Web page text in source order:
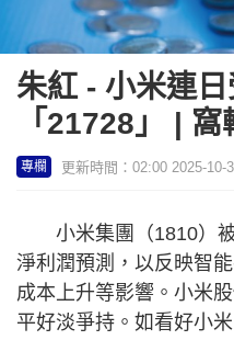
朱紅 - 小米連
「21728」 |
專欄 更新時間：02:00 2025-10-
小米集團（1810）被
淨利潤預測，以反映智
成本上升等影響。小米
平好淡爭持。如看好小